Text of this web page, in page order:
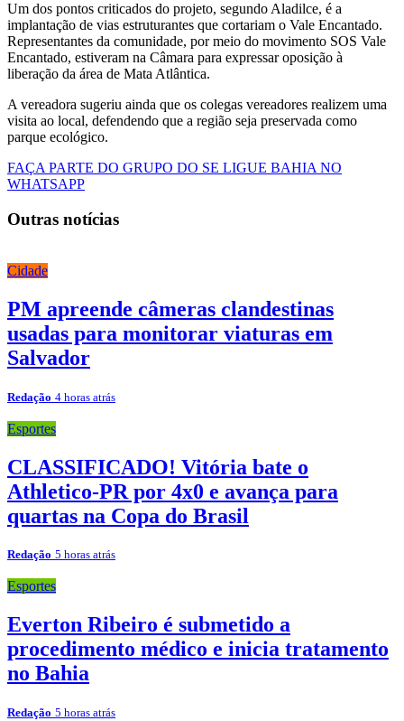
Um dos pontos criticados do projeto, segundo Aladilce, é a
implantação de vias estruturantes que cortariam o Vale Encantado.
Representantes da comunidade, por meio do movimento SOS Vale
Encantado, estiveram na Câmara para expressar oposição à
liberação da área de Mata Atlântica.
A vereadora sugeriu ainda que os colegas vereadores realizem uma
visita ao local, defendendo que a região seja preservada como
parque ecológico.
FAÇA PARTE DO GRUPO DO SE LIGUE BAHIA NO
WHATSAPP
Outras notícias
Cidade
PM apreende câmeras clandestinas
usadas para monitorar viaturas em
Salvador
Redação 4 horas atrás
Esportes
CLASSIFICADO! Vitória bate o
Athletico-PR por 4x0 e avança para
quartas na Copa do Brasil
Redação 5 horas atrás
Esportes
Everton Ribeiro é submetido a
procedimento médico e inicia tratamento
no Bahia
Redação 5 horas atrás